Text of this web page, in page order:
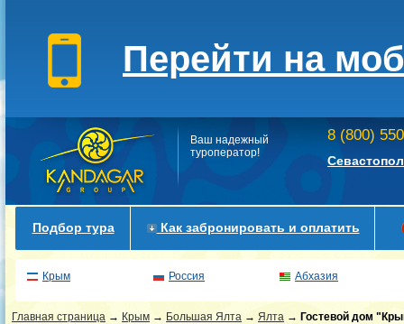
Перейти на
Ваш надежный
туроператор!
8 (800)
Подбор тура Как забронировать и оплатить
Крым Россия Абхазия
Главная страница → Крым → Большая Ялта → Ялта → Гостевой дом